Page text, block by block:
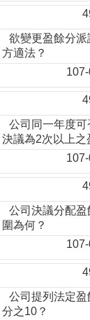
欲變更盈餘分
方適法？
公司同一年度
決議為2次以上之
公司決議分配
圍為何？
公司提列法定
分之10？